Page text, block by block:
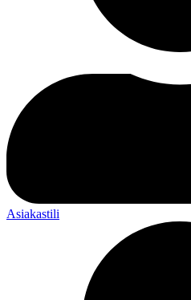
Asiakastili